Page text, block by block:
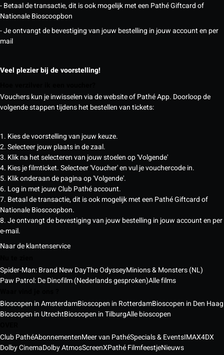
- Betaal de transactie, dit is ook mogelijk met een Pathé Giftcard of
Nationale Bioscoopbon
- Je ontvangt de bevestiging van jouw bestelling in jouw account en per
mail
Veel plezier bij de voorstelling!
Vouchers kun je inwisselen via de website of Pathé App. Doorloop de
volgende stappen tijdens het bestellen van tickets:
1. Kies de voorstelling van jouw keuze.
2. Selecteer jouw plaats in de zaal.
3. Klik na het selecteren van jouw stoelen op 'Volgende'
4. Kies je filmticket. Selecteer 'Voucher' en vul je vouchercode in.
5. Klik onderaan de pagina op 'Volgende'.
6. Log in met jouw Club Pathé account.
7. Betaal de transactie, dit is ook mogelijk met een Pathé Giftcard of
Nationale Bioscoopbon.
8. Je ontvangt de bevestiging van jouw bestelling in jouw account en per
e-mail.
Naar de klantenservice
Spider-Man: Brand New DayThe OdysseyMinions & Monsters (NL)
Paw Patrol: De Dinofilm (Nederlands gesproken)Alle films
Bioscopen in AmsterdamBioscopen in RotterdamBioscopen in Den Haag
Bioscopen in UtrechtBioscopen in TilburgAlle bioscopen
Club PathéAbonnementenMeer van PathéSpecials & EventsIMAX4DX
Dolby CinemaDolby AtmosScreenXPathé FilmfeestjeNieuws